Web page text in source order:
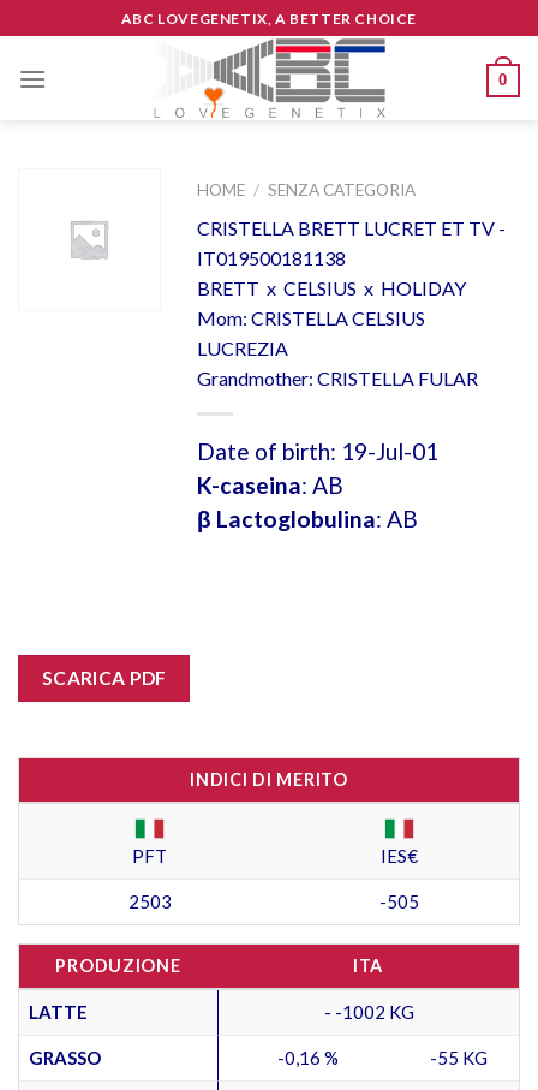
to
content
ABC LOVEGENETIX, A BETTER CHOICE
0
HOME / SENZA CATEGORIA
CRISTELLA BRETT LUCRET ET TV -
IT019500181138
BRETT x CELSIUS x HOLIDAY
Mom: CRISTELLA CELSIUS
LUCREZIA
Grandmother: CRISTELLA FULAR
Date of birth: 19-Jul-01
K-caseina: AB
β Lactoglobulina: AB
SCARICA PDF
INDICI DI MERITO
PFT IES€
2503 -505
PRODUZIONE ITA
LATTE - -1002 KG
GRASSO -0,16 % -55 KG